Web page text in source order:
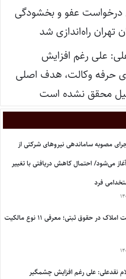
درخواست عفو و بخشودگی
تهران راه‌اندازی شد
علی رغم افزایش
حرفه وکالت، هدف اصلی
محقق نشده است
مصوبه ساماندهی نیروهای شرکتی از
می‌شود/ احتمال کاهش دریافتی با تغییر
فرد
انواع مالکیت املاک در حقوق ثبتی؛ معرفی ۱۱ نوع مالکیت
نقدعلی: علی رغم افزایش چشمگیر